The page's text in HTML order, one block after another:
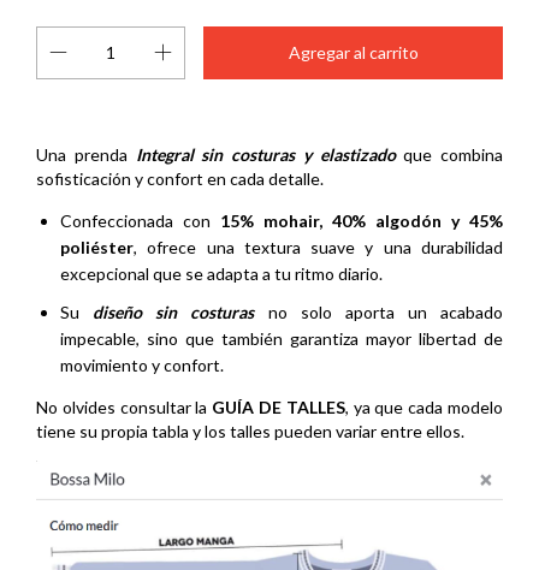
Una prenda Integral sin costuras y elastizadoque combina
sofisticación y confort en cada detalle.
Confeccionada con 15% mohair, 40% algodón y 45%
poliéster, ofrece una textura suave y una durabilidad
excepcional que se adapta a tu ritmo diario.
Su diseño sin costurasno solo aporta un acabado
impecable, sino que también garantiza mayor libertad de
movimiento y confort.
No olvides consultar la GUÍA DE TALLES, ya que cada modelo
tiene su propia tabla y los talles pueden variar entre ellos.